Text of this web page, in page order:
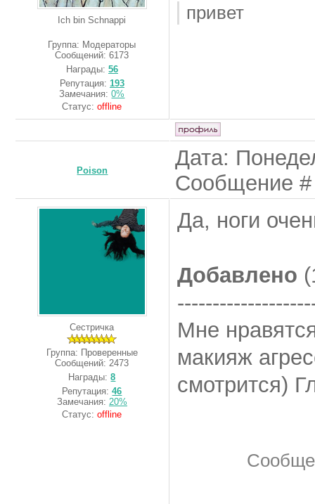
Ich bin Schnappi
Группа: Модераторы
Сообщений:6173
Награды: 56
Репутация: 193
Замечания:0%
Статус:offline
привет
Poison
Дата:
Сообщение
Сестричка
Группа: Проверенные
Сообщений: 2473
Награды:8
Репутация:46
Замечания: 20%
Статус:offline
Да, ноги
Добавлено
Мне
макияж
смотрится)